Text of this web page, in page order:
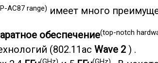
AC87 range) имеет много
обеспечение(top-notch
(802.11ac Wave 2) .